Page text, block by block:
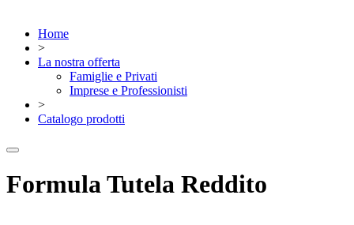
Home
>
La nostra offerta
Famiglie e Privati
Imprese e Professionisti
>
Catalogo prodotti
Formula Tutela Reddito